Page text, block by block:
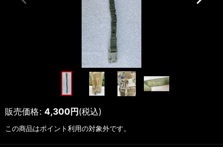
販売価格: 4,300円(税込)
この商品はポイント利用の対象外です。